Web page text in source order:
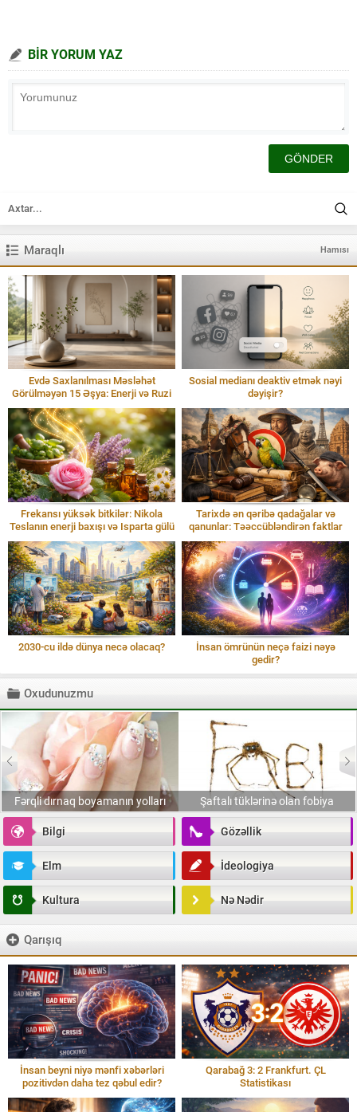
BİR YORUM YAZ
Maraqlı Hamısı
Evdə Saxlanılması Məsləhət
Görülməyən 15 Əşya: Enerji və Ruzi
Sosial medianı deaktiv etmək nəyi
dəyişir?
Frekansı yüksək bitkilər: Nikola
Teslanın enerji baxışı və Isparta gülü
Tarixdə ən qəribə qadağalar və
qanunlar: Təəccübləndirən faktlar
2030-cu ildə dünya necə olacaq?
İnsan ömrünün neçə faizi nəyə
gedir?
Oxudunuzmu
Fərqli dırnaq boyamanın yolları Şaftalı tüklərinə olan fobiya
Bilgi Gözəllik
Elm İdeologiya
Kultura Nə Nədir
Qarışıq
İnsan beyni niyə mənfi xəbərləri
pozitivdən daha tez qəbul edir?
Qarabağ 3: 2 Frankfurt. ÇL
Statistikası